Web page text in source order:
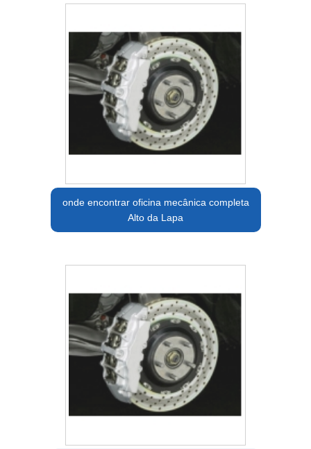
onde encontrar oficina mecânica completa
Alto da Lapa